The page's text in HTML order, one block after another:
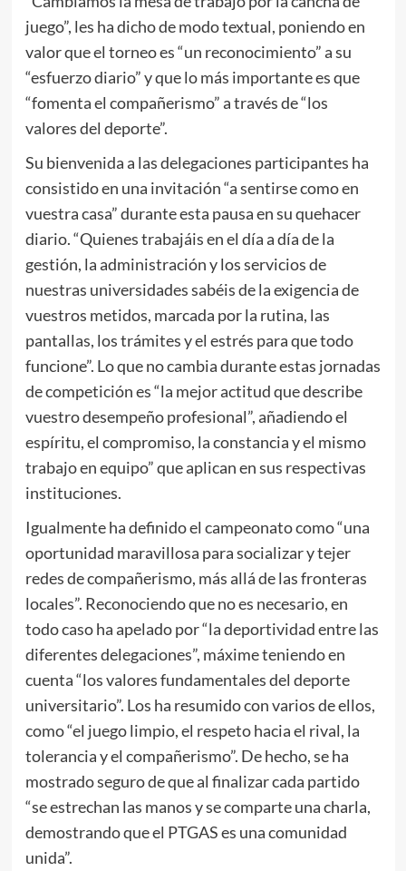
juego”, les ha dicho de modo textual, poniendo en
valor que el torneo es “un reconocimiento” a su
“esfuerzo diario” y que lo más importante es que
“fomenta el compañerismo” a través de “los
valores del deporte”.
Su bienvenida a las delegaciones participantes ha
consistido en una invitación “a sentirse como en
vuestra casa” durante esta pausa en su quehacer
diario. “Quienes trabajáis en el día a día de la
gestión, la administración y los servicios de
nuestras universidades sabéis de la exigencia de
vuestros metidos, marcada por la rutina, las
pantallas, los trámites y el estrés para que todo
funcione”. Lo que no cambia durante estas jornadas
de competición es “la mejor actitud que describe
vuestro desempeño profesional”, añadiendo el
espíritu, el compromiso, la constancia y el mismo
trabajo en equipo” que aplican en sus respectivas
instituciones.
Igualmente ha definido el campeonato como “una
oportunidad maravillosa para socializar y tejer
redes de compañerismo, más allá de las fronteras
locales”. Reconociendo que no es necesario, en
todo caso ha apelado por “la deportividad entre las
diferentes delegaciones”, máxime teniendo en
cuenta “los valores fundamentales del deporte
universitario”. Los ha resumido con varios de ellos,
como “el juego limpio, el respeto hacia el rival, la
tolerancia y el compañerismo”. De hecho, se ha
mostrado seguro de que al finalizar cada partido
“se estrechan las manos y se comparte una charla,
demostrando que el PTGAS es una comunidad
unida”.